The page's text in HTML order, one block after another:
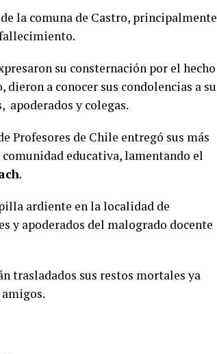
la comuna de Castro, principalmente
su consternación por el hecho
a conocer sus condolencias a su
apoderados y colegas.
Profesores de Chile entregó sus más
educativa, lamentando el
.
ardiente en la localidad de
y apoderados del malogrado docente
trasladados sus restos mortales ya